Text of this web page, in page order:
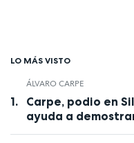
LO MÁS VISTO
ÁLVARO CARPE
Carpe, podio en
ayuda a